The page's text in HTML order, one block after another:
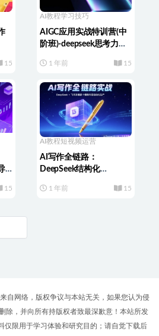
15
AI教程学习技巧
AIGC应用实战特训营(中
阶班)-deepseek思考力
1 年前 15
15
AI教程短视频运营
AI写作全链路：
DeepSeek结构化
爆款内容体系
1 年前 15
自网络，版权争议与本站无关，如果您认为侵
除，并向所有持版权者致最深歉意！本站所发
仅限用于学习体验和研究目的；请自觉下载后